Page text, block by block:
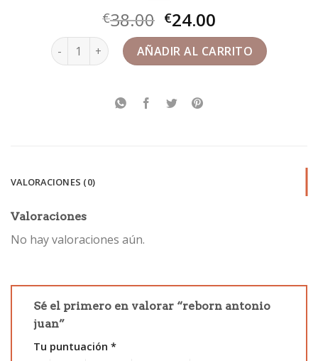
€38.00 €24.00
reborn antonio juan cantidadAÑADIR AL CARRITO
VALORACIONES (0)
Valoraciones
No hay valoraciones aún.
Sé el primero en valorar “reborn antonio
juan”
Tu puntuación *